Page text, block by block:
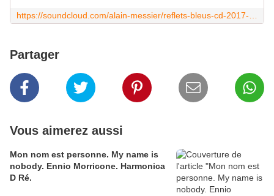
Partager
Vous aimerez aussi
Mon nom est personne. My name is
nobody. Ennio Morricone. Harmonica
D Ré.